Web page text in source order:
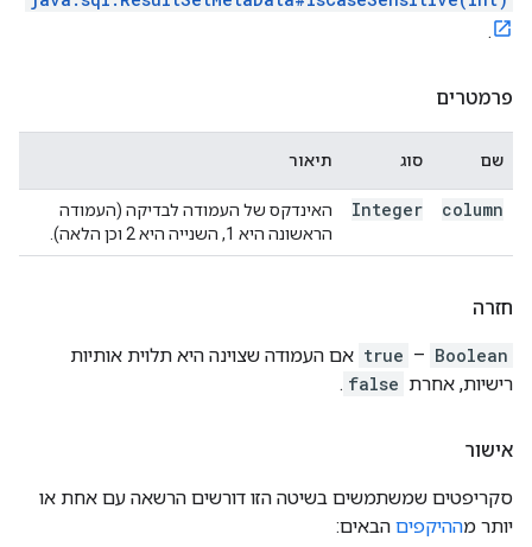
.
פרמטרים
שם סוג תיאור
column
Integer
האינדקס של העמודה לבדיקה (העמודה
הראשונה היא 1, השנייה היא 2 וכן הלאה).
חזרה
Boolean
–
true אם העמודה שצוינה היא תלוית אותיות
רישיות, אחרת false
.
אישור
סקריפטים שמשתמשים בשיטה הזו דורשים הרשאה עם אחת או
יותר מההיקפים הבאים: